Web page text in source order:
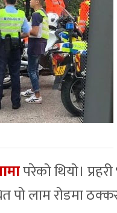
परेको थियो।
लाम रोडमा